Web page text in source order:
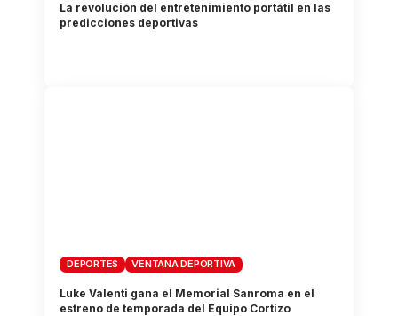
La revolución del entretenimiento portátil en las
predicciones deportivas
DEPORTES VENTANA DEPORTIVA
Luke Valenti gana el Memorial Sanroma en el
estreno de temporada del Equipo Cortizo